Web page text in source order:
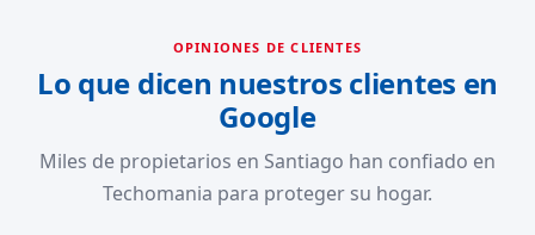
OPINIONES DE CLIENTES
Lo que dicen nuestros clientes en
Google
Miles de propietarios en Santiago han confiado en
Techomania para proteger su hogar.